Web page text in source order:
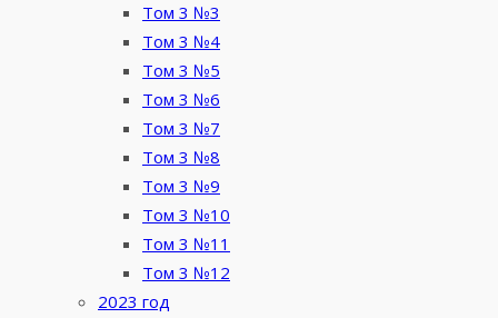
Том 3 №3
Том 3 №4
Том 3 №5
Том 3 №6
Том 3 №7
Том 3 №8
Том 3 №9
Том 3 №10
Том 3 №11
Том 3 №12
2023 год